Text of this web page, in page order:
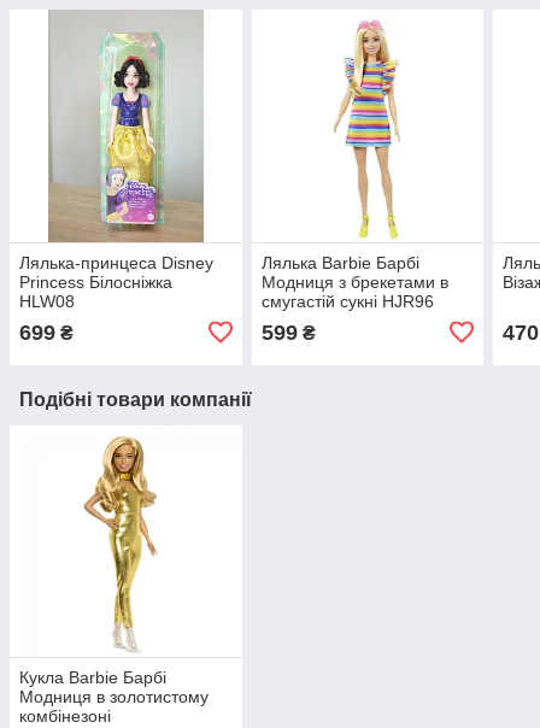
Лялька-принцеса Disney
Princess Білосніжка
HLW08
699 ₴
Лялька Barbie Барбі
Модниця з брекетами в
смугастій сукні HJR96
599₴ 470
Подібні товари компанії
Кукла Barbie Барбі
Модниця в золотистому
комбінезоні